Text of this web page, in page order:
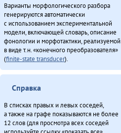
Варианты морфологического разбора
генерируются автоматически
с использованием экспериментальной
модели, включающей словарь, описание
фонологии и морфотактики, реализуемой
в виде т.н. «конечного преобразователя»
(finite-state transducer).
Справка
В списках правых и левых соседей,
а также на графе показываются не более
12 слов (для просмотра всех соседей